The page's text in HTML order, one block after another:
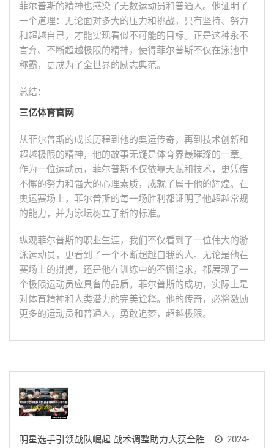
菲尔普斯的精神也感染了无数运动员和普通人。他证明了
一个道理：无论面对多大的压力和挑战，只有坚持、努力
和超越自己，才能实现看似不可能的目标。正是这种永不
言弃、不断超越极限的精神，使得菲尔普斯不仅在泳池中
称霸，更成为了全世界的励志典范。
总结：
三亿体育官网
从菲尔普斯的成长历程到他的奥运传奇，再到技术创新和
超越极限的精神，他的故事无疑是体育界最璀璨的一章。
作为一位运动员，菲尔普斯不仅依靠天赋和技术，更凭借
不懈的努力和强大的心理素质，成就了属于他的辉煌。在
奥运赛场上，菲尔普斯的每一场胜利都证明了他超越常规
的能力，并为泳坛树立了新的标准。
纵观菲尔普斯的职业生涯，我们不仅看到了一位伟大的游
泳运动员，更看到了一个不断超越自我的人。无论是他在
赛场上的拼搏，还是他在训练中的不懈追求，都展现了一
个极限运动员应具备的品质。菲尔普斯的成功，实际上是
对体育精神和人类潜力的完美诠释。他的传奇，必将激励
更多的运动员和普通人，勇敢追梦，超越极限。
明星选手引领战队崛起 战术调整助力大获全胜
2024-